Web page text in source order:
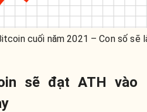
cuối năm 2021 – Con số sẽ
sẽ đạt ATH vào